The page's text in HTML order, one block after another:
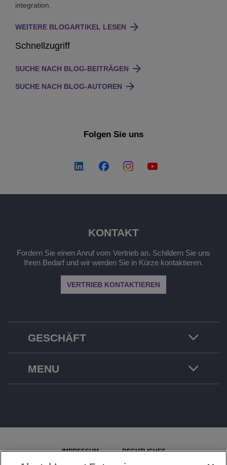
integration.
WEITERE BLOGARTIKEL LESEN
Schnellzugriff
SUCHE NACH BLOG-BEITRÄGEN
SUCHE NACH BLOG-AUTOREN
Folgen Sie uns
GESCHÄFT
KONTAKT
Fordern Sie einen Anruf vom Vertrieb an. Schildern Sie uns
Ihren Bedarf und wir werden Sie in Kürze kontaktieren.
VERTRIEB KONTAKTIEREN
MENU
IMPRESSUM RECHTLICHES